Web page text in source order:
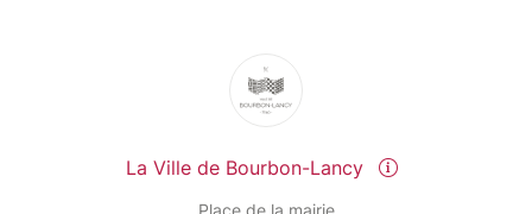
La Ville de Bourbon-Lancy
Place de la mairie